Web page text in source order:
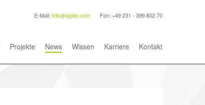
E-Mail: info@agido.com Fon: +49 231 - 399 802 70
Projekte News Wissen Karriere Kontakt